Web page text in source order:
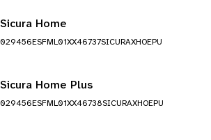
Sicura Home
029456ESFML01XX46737SICURAXHOEPU
Sicura Home Plus
029456ESFML01XX46738SICURAXHOEPU